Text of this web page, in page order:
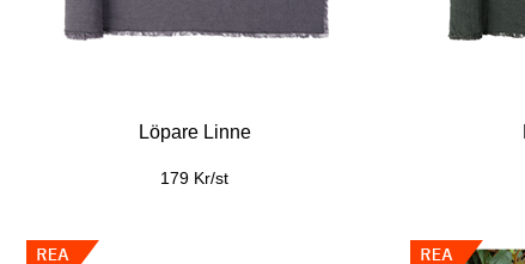
Löpare Linne
179 Kr/st